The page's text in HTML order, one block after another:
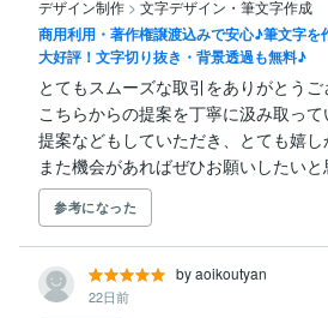
デザイン制作 > 文字デザイン・筆文字作成
商用利用・著作権譲渡込みで安心♪筆文字を
大好評！文字切り抜き・背景透過も無料♪
とてもスムーズな取引をありがとうご
こちらからの提案を丁寧に汲み取って
提案などもしていただき、とても嬉し
また機会があればぜひお願いしたいと
参考になった
by aoikoutyan
22日前